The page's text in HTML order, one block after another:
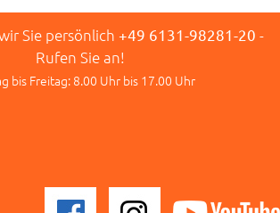
Sie persönlich +49 6131-98281-20 -
Rufen Sie an!
bis Freitag: 8.00 Uhr bis 17.00 Uhr